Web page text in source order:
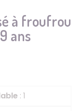
à froufrou
ans
: 1